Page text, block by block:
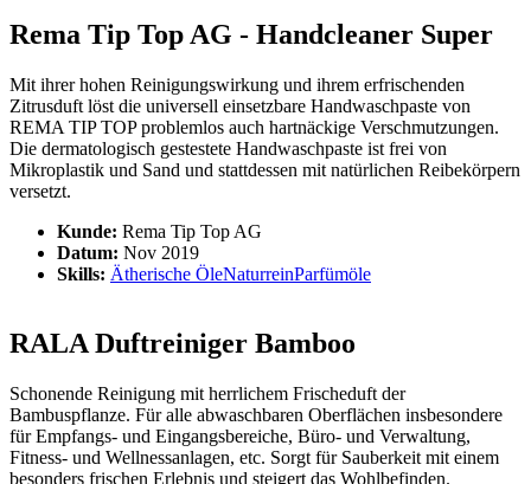
Rema Tip Top AG - Handcleaner Super
Mit ihrer hohen Reinigungswirkung und ihrem erfrischenden
Zitrusduft löst die universell einsetzbare Handwaschpaste von
REMA TIP TOP problemlos auch hartnäckige Verschmutzungen.
Die dermatologisch gestestete Handwaschpaste ist frei von
Mikroplastik und Sand und stattdessen mit natürlichen Reibekörpern
versetzt.
Kunde: Rema Tip Top AG
Datum: Nov 2019
Skills: Ätherische ÖleNaturreinParfümöle
RALA Duftreiniger Bamboo
Schonende Reinigung mit herrlichem Frischeduft der
Bambuspflanze. Für alle abwaschbaren Oberflächen insbesondere
für Empfangs- und Eingangsbereiche, Büro- und Verwaltung,
Fitness- und Wellnessanlagen, etc. Sorgt für Sauberkeit mit einem
besonders frischen Erlebnis und steigert das Wohlbefinden.